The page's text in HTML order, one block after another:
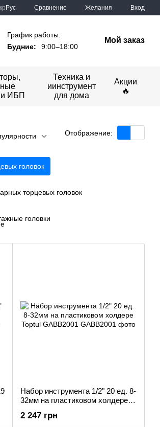
Рус Сравнение Желания Вход
График работы:
Будние:
9:00–18:00
Мой заказ
и ИБП
Техника и
иинструмент
для дома
Акции
🔥
Отображение:
головок
торцевых головок
головки
Набор инструмента 1/2" 20 ед. 8-
32мм на пластиковом холдере
2 247 грн